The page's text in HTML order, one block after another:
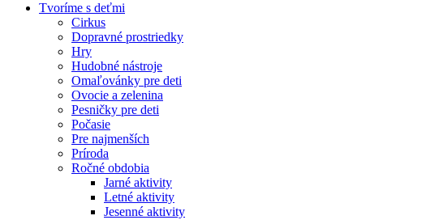
Tvoríme s deťmi
Cirkus
Dopravné prostriedky
Hry
Hudobné nástroje
Omaľovánky pre deti
Ovocie a zelenina
Pesničky pre deti
Počasie
Pre najmenších
Príroda
Ročné obdobia
Jarné aktivity
Letné aktivity
Jesenné aktivity